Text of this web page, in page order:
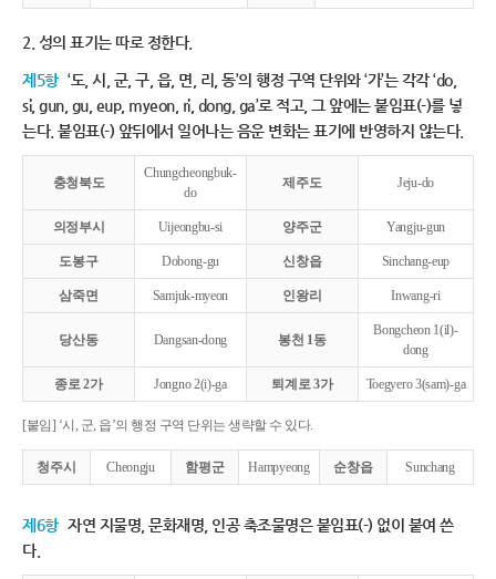
2. 성의 표기는 따로 정한다.
제5항 ‘도, 시, 군, 구, 읍, 면, 리, 동’의 행정 구역 단위와 ‘가’는 각각 ‘do,
si, gun, gu, eup, myeon, ri, dong, ga’로 적고, 그 앞에는 붙임표(-)를 넣
는다. 붙임표(-) 앞뒤에서 일어나는 음운 변화는 표기에 반영하지 않는다.
충청북도
Chungcheongbuk-
do
제주도 Jeju-do
의정부시 Uijeongbu-si 양주군 Yangju-gun
도봉구 Dobong-gu 신창읍 Sinchang-eup
삼죽면 Samjuk-myeon 인왕리 Inwang-ri
당산동 Dangsan-dong 봉천 1동
Bongcheon 1(il)-
dong
종로 2가 Jongno 2(i)-ga 퇴계로 3가 Toegyero 3(sam)-ga
[붙임] ‘시, 군, 읍’의 행정 구역 단위는 생략할 수 있다.
청주시 Cheongju 함평군 Hampyeong 순창읍 Sunchang
제6항 자연 지물명, 문화재명, 인공 축조물명은 붙임표(-) 없이 붙여 쓴
다.